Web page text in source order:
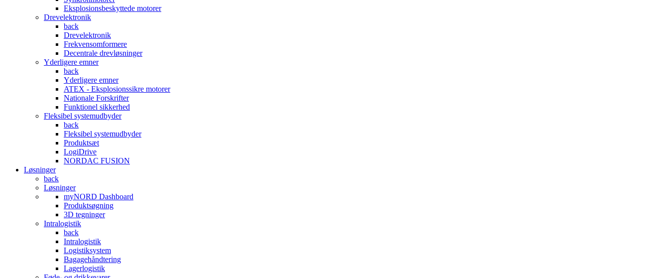
Eksplosionsbeskyttede motorer
Drevelektronik
back
Drevelektronik
Frekvensomformere
Decentrale drevløsninger
Yderligere emner
back
Yderligere emner
ATEX - Eksplosionssikre motorer
Nationale Forskrifter
Funktionel sikkerhed
Fleksibel systemudbyder
back
Fleksibel systemudbyder
Produktsæt
LogiDrive
NORDAC FUSION
Løsninger
back
Løsninger
myNORD Dashboard
Produktsøgning
3D tegninger
Intralogistik
back
Intralogistik
Logistiksystem
Bagagehåndtering
Lagerlogistik